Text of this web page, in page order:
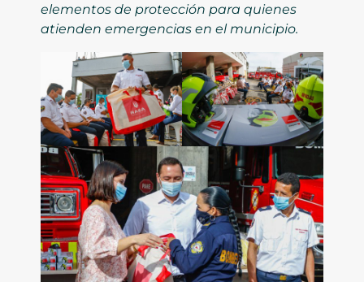
elementos de protección para quienes
atienden emergencias en el municipio.